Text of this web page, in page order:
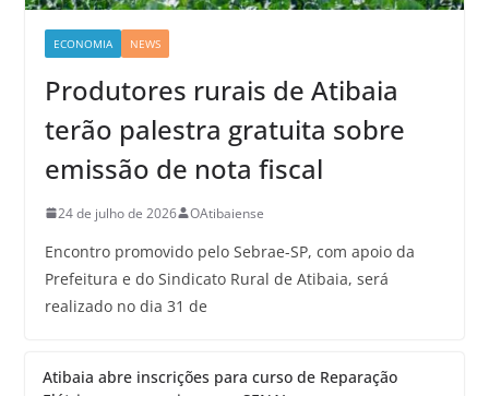
ECONOMIA NEWS
Produtores rurais de Atibaia
terão palestra gratuita sobre
emissão de nota fiscal
24 de julho de 2026 OAtibaiense
Encontro promovido pelo Sebrae-SP, com apoio da
Prefeitura e do Sindicato Rural de Atibaia, será
realizado no dia 31 de
Atibaia abre inscrições para curso de Reparação